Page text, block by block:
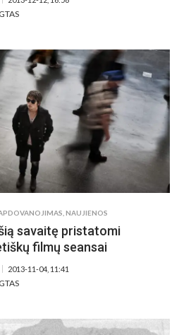
ĮRAŠE
APDOVANOJIMAS
BELGŲ
KINO
ŠEDEVRUI
„LŪŽĘS
GYVENIMO
RATAS“
NAUJIENOS
savaitę pristatomi
filmų seansai
2013-11-04, 11:41
ĮRAŠE
ŠIĄ